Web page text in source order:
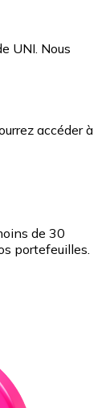
UNI. Nous
accéder à
de 30
portefeuilles.